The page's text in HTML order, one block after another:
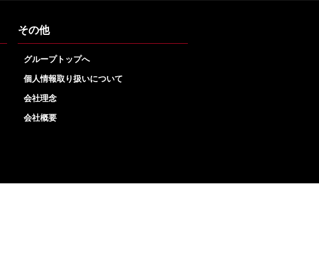
その他
グループトップへ
個人情報取り扱いについて
会社理念
会社概要